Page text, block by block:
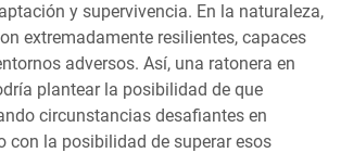
y supervivencia. En la naturaleza,
extremadamente resilientes, capaces
adversos. Así, una ratonera en
plantear la posibilidad de que
circunstancias desafiantes en
con la posibilidad de superar esos